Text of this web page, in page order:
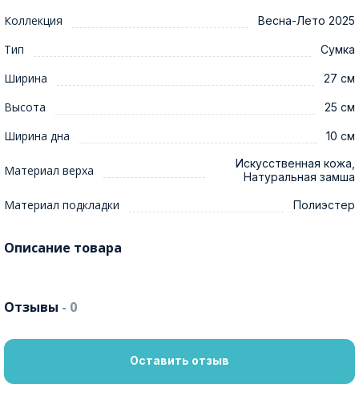
Коллекция Весна-Лето 2025
Тип Сумка
Ширина 27 см
Высота 25 см
Ширина дна 10 см
Материал верха
Искусственная кожа,
Натуральная замша
Материал подкладки Полиэстер
Описание товара
Отзывы - 0
Оставить отзыв